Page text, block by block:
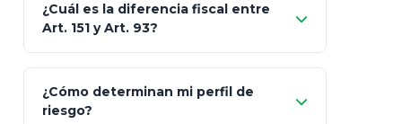
MetLife (MetaLife)
Prudential
¿Cuál es la diferencia fiscal entre
Art. 151 y Art. 93?
¿Cómo determinan mi perfil de
riesgo?